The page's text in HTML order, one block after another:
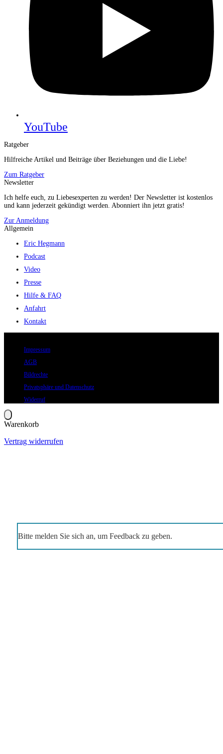
YouTube
Ratgeber
Hilfreiche Artikel und Beiträge über Beziehungen und die Liebe!
Zum Ratgeber
Newsletter
Ich helfe euch, zu Liebesexperten zu werden! Der Newsletter ist kostenlos
und kann jederzeit gekündigt werden. Abonniert ihn jetzt gratis!
Zur Anmeldung
Allgemein
Eric Hegmann
Podcast
Video
Presse
Hilfe & FAQ
Anfahrt
Kontakt
Impressum
AGB
Bildrechte
Privatsphäre und Datenschutz
Widerruf
Warenkorb
Vertrag widerrufen
Bitte melden Sie sich an, um Feedback zu geben.